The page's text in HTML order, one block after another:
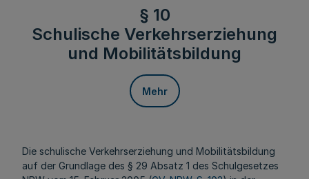
§ 10
Schulische Verkehrserziehung
und Mobilitätsbildung
Mehr
Die schulische Verkehrserziehung und Mobilitätsbildung
auf der Grundlage des § 29 Absatz 1 des Schulgesetzes